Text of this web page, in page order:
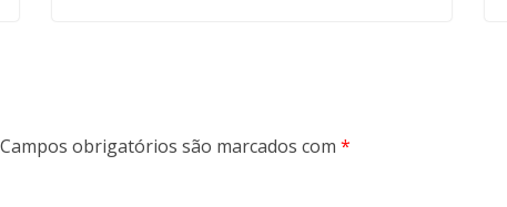
Campos obrigatórios são marcados com *